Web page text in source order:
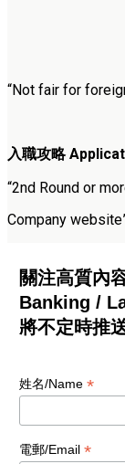
“Not fair for
入職攻略
“2nd Round or
Company
關注高質內
Banking /
將不定時推
姓名/Name *
電郵/Email *